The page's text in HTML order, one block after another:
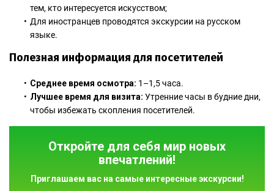
тем, кто интересуется искусством;
Для иностранцев проводятся экскурсии на русском
языке.
Полезная информация для посетителей
Среднее время осмотра: 1–1,5 часа.
Лучшее время для визита: Утренние часы в будние дни,
чтобы избежать скопления посетителей.
Откройте для себя мир новых
впечатлений!
Приглашаем вас на самые интересные экскурсии!